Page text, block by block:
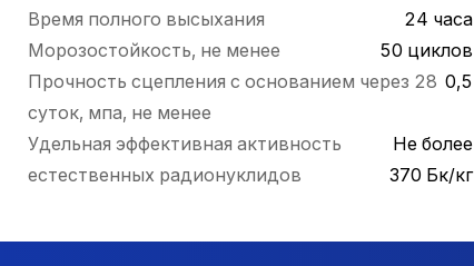
Время полного высыхания
24 часа
Морозостойкость, не менее
50 циклов
Прочность сцепления с основанием через 28
суток, мпа, не менее
0,5
Удельная эффективная активность
естественных радионуклидов
Не более
370 Бк/кг